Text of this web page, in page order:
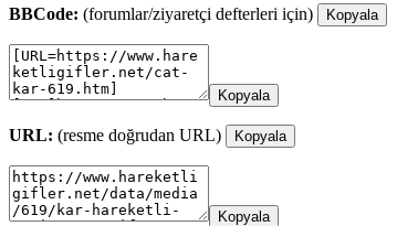
BBCode: (forumlar/ziyaretçi defterleri için) Kopyala
Kopyala
URL: (resme doğrudan URL) Kopyala
Kopyala